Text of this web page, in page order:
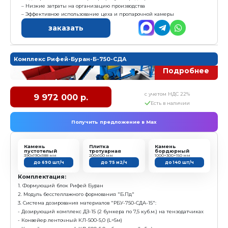
4. Конвейер ленточный КЛ-500-5,0 (L=5м)
Характеристика:
Размер формовочного поля: 1000х500 мм
Размер технологического поддона: 1150х600х40 мм
Установленная мощность: 40 кВт
Масса: 8 760 кг
Режим работы: Автоматический
Преимущества:
Вибропресс + смеситель + конвейер =
для начала работы, с возможностью дальнейшего
Модуль подачи поддонов с функцией переворота
заказать